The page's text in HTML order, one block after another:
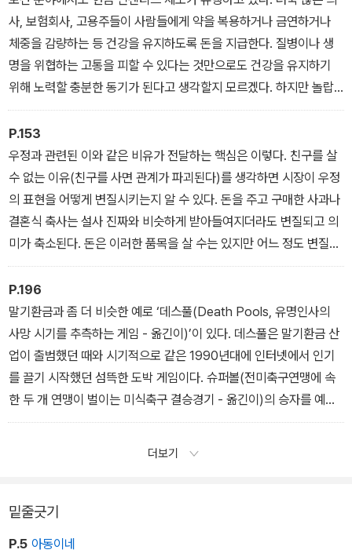
_ ‘1. 새치기’ 중에서
사, 보험회사, 고용주들이 사람들에게 약을 복용하거나 금연하거나
체중을 감량하는 등 건강을 유지하도록 돈을 지급한다. 질병이나 생
명을 위협하는 고통을 피할 수 있다는 것만으로도 건강을 유지하기
위해 노력할 충분한 동기가 된다고 생각할지 모르겠다. 하지만 놀랍
게도 그렇지 않은 경우가 많다. 환자의 3분의 1에서 2분의 1은 처방받
은 대로 약을 복용하지 않는다. 결과적으로 상태가 악화하면 연간 수
십 억 달러의 추가 의료비가 들어간다. 따라서 의사들과 보험회사는
환자가 약을 복용하도록 현금 인센티브를 제공하는 것이다
_ ‘2. 인센티브’ 중에서
P.153
우정과 관련된 이와 같은 비유가 전달하는 핵심은 이렇다. 친구를 살
수 없는 이유(친구를 사면 관계가 파괴된다)를 생각하면 시장이 우정
의 표현을 어떻게 변질시키는지 알 수 있다. 돈을 주고 구매한 사과나
결혼식 축사는 설사 진짜와 비슷하게 받아들여지더라도 변질되고 의
미가 축소된다. 돈은 이러한 품목을 살 수는 있지만 어느 정도 변질된
형태로만 살 수 있다.
명예를 기리는 재화도 비슷한 방식으로 변질되기 쉽다. 노벨상은 돈
으로 살 수 없다. 하지만 다른 형태의 명예와 인정은 어떨까? 명예학
위를 생각해보자. 대학은 탁월한 학자·과학자·예술가, 그리고 공직자
에
게 명예학위를 수여한다. 하지만 명예학위를 수여하는 기관에 거액을
기부한 자선가에게 수여하기도 한다. 실제로 돈으로 이런 학위를 살
수 있을까? 혹은 돈으로 산 학위가 과연 명예로울 수 있을까?
P.196
말기환금과 좀 더 비슷한 예로 ‘데스풀(Death Pools, 유명인사의
사망 시기를 추측하는 게임 - 옮긴이)’이 있다. 데스풀은 말기환금 산
업이 출범했던 때와 시기적으로 같은 1990년대에 인터넷에서 인기
를 끌기 시작했던 섬뜩한 도박 게임이다. 슈퍼볼(전미축구연맹에 속
한 두 개 연맹이 벌이는 미식축구 결승경기 - 옮긴이)의 승자를 예측
하는 내기가 전통적으로 사무실에서 이루어졌다면, 데스풀은 사이버
더보기
밑줄긋기
P.5 아동이네